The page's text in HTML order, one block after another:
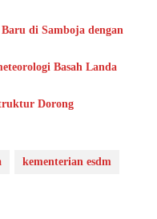
di Samboja dengan
Basah Landa
Dorong
kementerian esdm